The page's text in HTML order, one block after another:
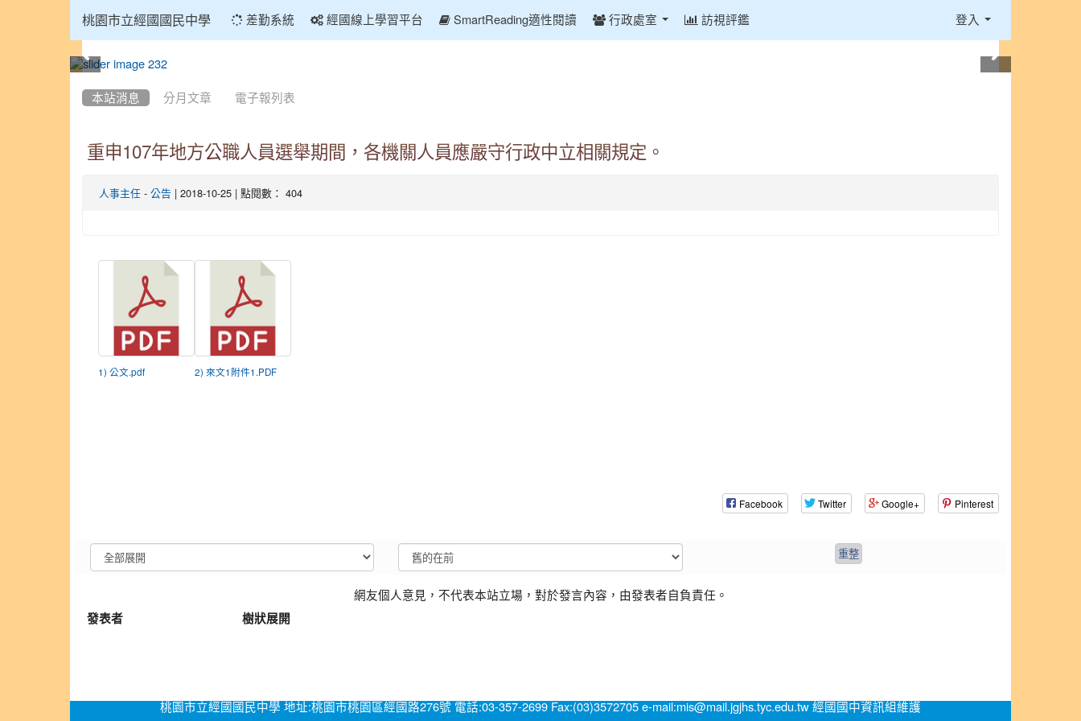
桃園市立經國國民中學 差勤系統 經國線上學習平台 SmartReading適性閱讀 行政處室 訪視評鑑 登入
本站消息 分月文章 電子報列表
重申107年地方公職人員選舉期間，各機關人員應嚴守行政中立相關規定。
人事主任 - 公告 | 2018-10-25 | 點閱數： 404
1) 公文.pdf 2) 來文1附件1.PDF
Facebook Twitter Google+ Pinterest
網友個人意見，不代表本站立場，對於發言內容，由發表者自負責任。
發表者
樹狀展開
桃園市立經國國民中學 地址:桃園市桃園區經國路276號 電話:03-357-2699 Fax:(03)3572705 e-mail:mis@mail.jgjhs.tyc.edu.tw 經國國中資訊組維護